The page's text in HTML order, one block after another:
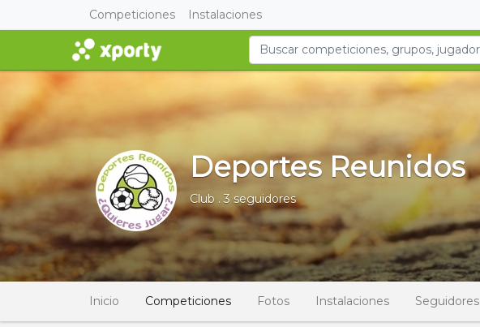
Competiciones Instalaciones
Deportes Reunidos
Club . 3 seguidores
Inicio Competiciones Fotos Instalaciones Seguidores